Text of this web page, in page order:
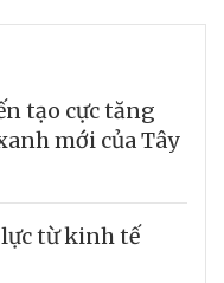
tạo cực tăng
mới của Tây
từ kinh tế